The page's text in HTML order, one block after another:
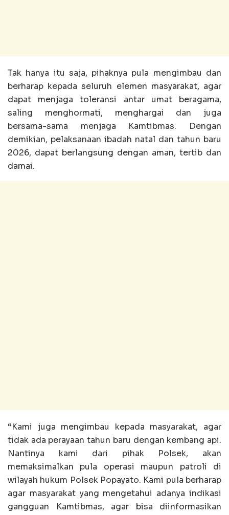
Tak hanya itu saja, pihaknya pula mengimbau dan
berharap kepada seluruh elemen masyarakat, agar
dapat menjaga toleransi antar umat beragama,
saling menghormati, menghargai dan juga
bersama-sama menjaga Kamtibmas. Dengan
demikian, pelaksanaan ibadah natal dan tahun baru
2026, dapat berlangsung dengan aman, tertib dan
damai.
“Kami juga mengimbau kepada masyarakat, agar
tidak ada perayaan tahun baru dengan kembang api.
Nantinya kami dari pihak Polsek, akan
memaksimalkan pula operasi maupun patroli di
wilayah hukum Polsek Popayato. Kami pula berharap
agar masyarakat yang mengetahui adanya indikasi
gangguan Kamtibmas, agar bisa diinformasikan